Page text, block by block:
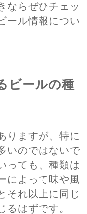
ならぜひチェッ
ール情報につい
ビールの種
りますが、特に
いのではないで
っても、種類は
によって味や風
それ以上に同じ
るはずです。